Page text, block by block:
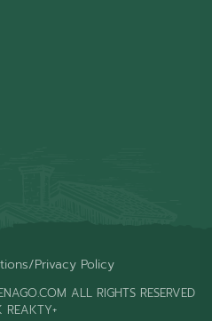
ALL RIGHTS RESERVED
REAKTY+
/Privacy Policy